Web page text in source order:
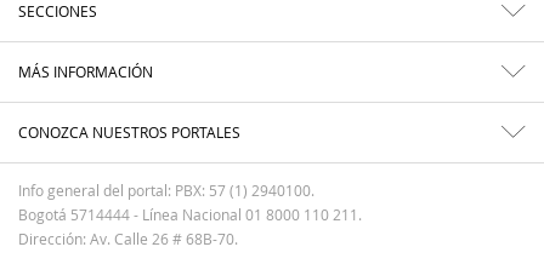
SECCIONES
MÁS INFORMACIÓN
CONOZCA NUESTROS PORTALES
Info general del portal: PBX: 57 (1) 2940100.
Bogotá 5714444 - Línea Nacional 01 8000 110 211.
Dirección: Av. Calle 26 # 68B-70.